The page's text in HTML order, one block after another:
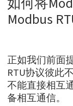
Modbus
正如我们前面
RTU协议彼此
不能直接相互
备相互通信。